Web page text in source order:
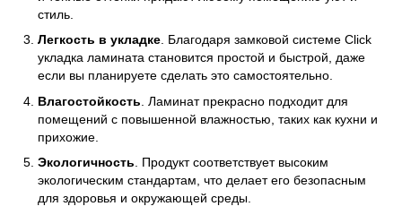
стиль.
Легкость в укладке . Благодаря замковой системе Click
укладка ламината становится простой и быстрой, даже
если вы планируете сделать это самостоятельно.
Влагостойкость . Ламинат прекрасно подходит для
помещений с повышенной влажностью, таких как кухни и
прихожие.
Экологичность . Продукт соответствует высоким
экологическим стандартам, что делает его безопасным
для здоровья и окружающей среды.